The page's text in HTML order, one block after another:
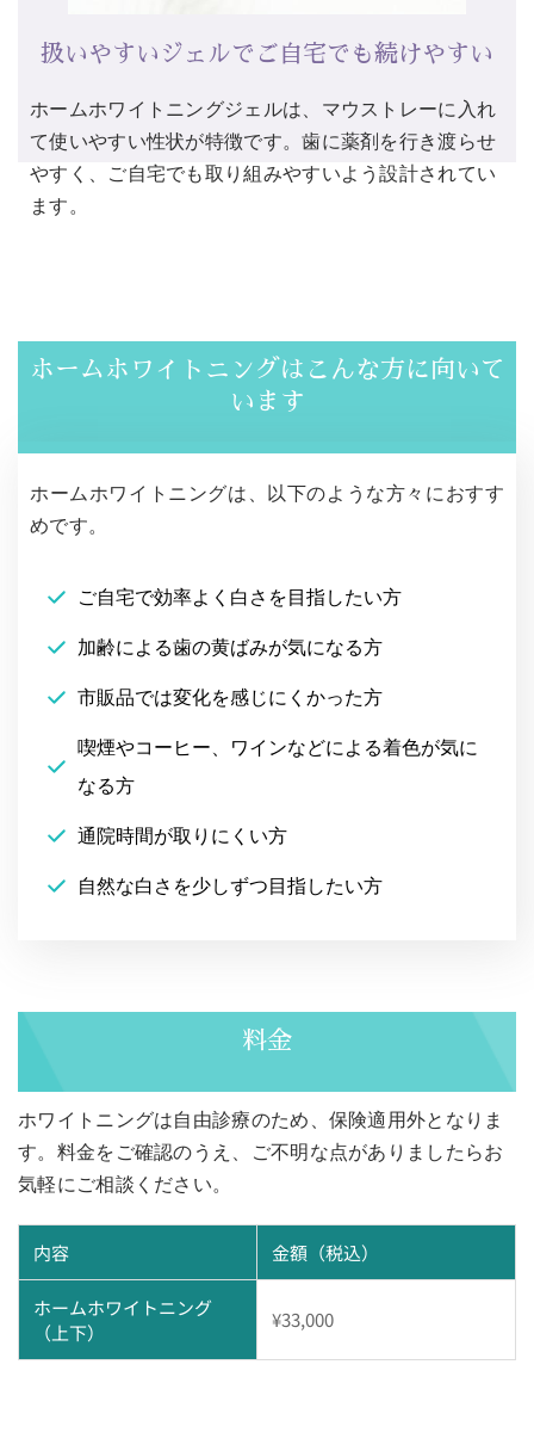
扱いやすいジェルでご自宅でも続けやすい
ホームホワイトニングジェルは、マウストレーに入れ
て使いやすい性状が特徴です。歯に薬剤を行き渡らせ
やすく、ご自宅でも取り組みやすいよう設計されてい
ます。
ホームホワイトニングはこんな方に向いて
います
ホームホワイトニングは、以下のような方々におすす
めです。
ご自宅で効率よく白さを目指したい方
加齢による歯の黄ばみが気になる方
市販品では変化を感じにくかった方
喫煙やコーヒー、ワインなどによる着色が気に
なる方
通院時間が取りにくい方
自然な白さを少しずつ目指したい方
料金
ホワイトニングは自由診療のため、保険適用外となりま
す。料金をご確認のうえ、ご不明な点がありましたらお
気軽にご相談ください。
内容 金額（税込）
ホームホワイトニング
（上下）
¥33,000